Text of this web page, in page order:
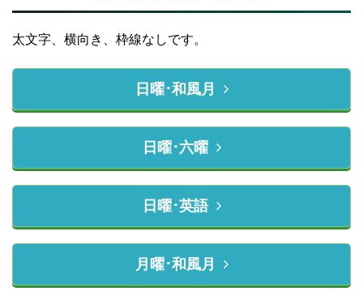
太文字、横向き、枠線なしです。
日曜･和風月
日曜･六曜
日曜･英語
月曜･和風月